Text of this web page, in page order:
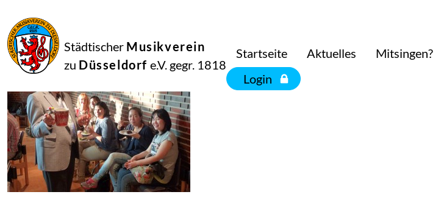
Städtischer Musikverein
zu Düsseldorf e.V. gegr. 1818
Startseite Aktuelles Mitsingen?
Login
2015
Manfred Hill
13093